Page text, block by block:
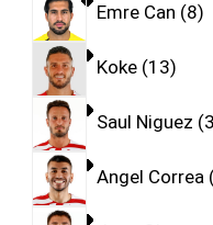
Emre Can 8
Koke 13
Saul Niguez 3
Angel Correa